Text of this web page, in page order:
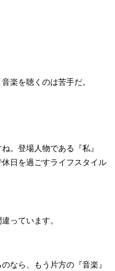
楽を聴くのは苦手だ。
。登場人物である『私』
日を過ごすライフスタイル
っています。
なら、もう片方の『音楽』